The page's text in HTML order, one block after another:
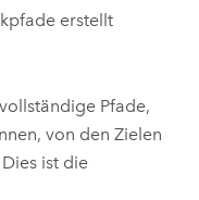
erstellt
Pfade,
von den Zielen
ist die